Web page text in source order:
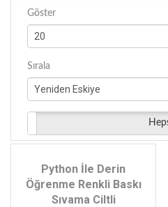
Göster
Sırala
Python İle Derin
Öğrenme Renkli Baskı
Sıvama Ciltli